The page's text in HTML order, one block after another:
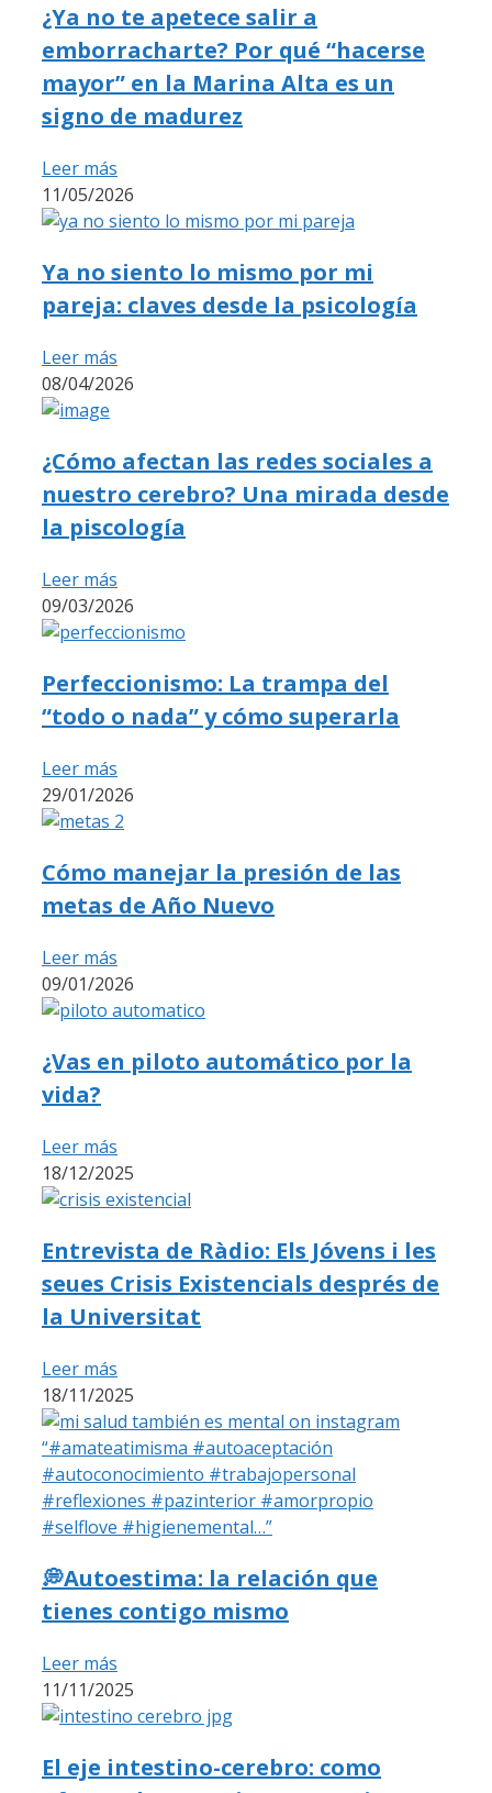
¿Ya no te apetece salir a
emborracharte? Por qué “hacerse
mayor” en la Marina Alta es un
signo de madurez
Leer más
11/05/2026
Ya no siento lo mismo por mi
pareja: claves desde la psicología
Leer más
08/04/2026
¿Cómo afectan las redes sociales a
nuestro cerebro? Una mirada desde
la piscología
Leer más
09/03/2026
Perfeccionismo: La trampa del
“todo o nada” y cómo superarla
Leer más
29/01/2026
Cómo manejar la presión de las
metas de Año Nuevo
Leer más
09/01/2026
¿Vas en piloto automático por la
vida?
Leer más
18/12/2025
Entrevista de Ràdio: Els Jóvens i les
seues Crisis Existencials després de
la Universitat
Leer más
18/11/2025
💭Autoestima: la relación que
tienes contigo mismo
Leer más
11/11/2025
El eje intestino-cerebro: como